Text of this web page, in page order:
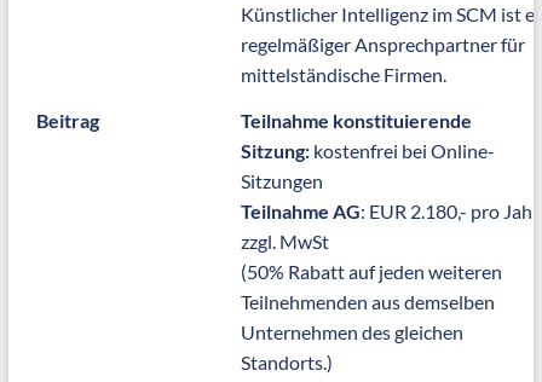
Künstlicher Intelligenz im SCM ist er
regelmäßiger Ansprechpartner für
mittelständische Firmen.
Beitrag
Teilnahme konstituierende
Sitzung:kostenfrei bei Online-
Sitzungen
Teilnahme AG: EUR 2.180,- pro Jahr
zzgl. MwSt
(50% Rabatt auf jeden weiteren
Teilnehmenden aus demselben
Unternehmen des gleichen
Standorts.)